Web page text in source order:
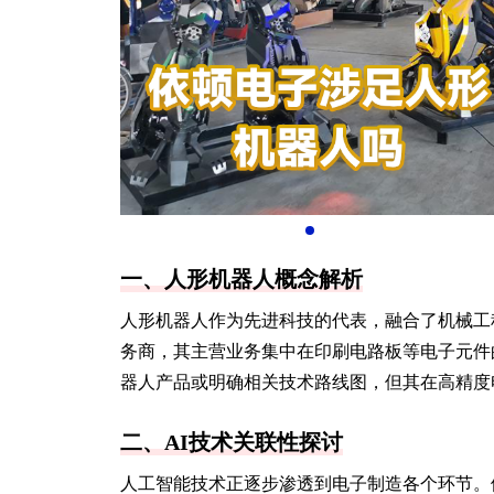
一、人形机器人概念解析
人形机器人作为先进科技的代表，融合了机械
务商，其主营业务集中在印刷电路板等电子元
器人产品或明确相关技术路线图，但其在高精
二、AI技术关联性探讨
人工智能技术正逐步渗透到电子制造各个环节